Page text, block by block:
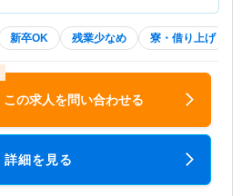
新卒OK 残業少なめ 寮・借り上げ
この求人を問い合わせる
詳細を見る